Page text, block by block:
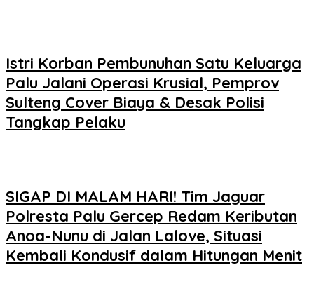
Istri Korban Pembunuhan Satu Keluarga
Palu Jalani Operasi Krusial, Pemprov
Sulteng Cover Biaya & Desak Polisi
Tangkap Pelaku
SIGAP DI MALAM HARI! Tim Jaguar
Polresta Palu Gercep Redam Keributan
Anoa-Nunu di Jalan Lalove, Situasi
Kembali Kondusif dalam Hitungan Menit